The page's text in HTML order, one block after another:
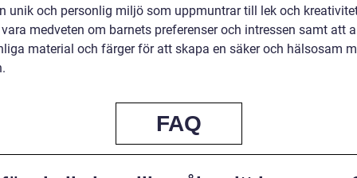
unik och personlig miljö som uppmuntrar till lek och
medveten om barnets preferenser och intressen samt att
material och färger för att skapa en säker och hälsosam
FAQ